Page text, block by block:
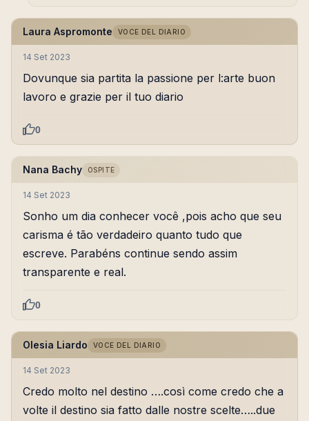
Laura Aspromonte VOCE DEL DIARIO
14 Set 2023
Dovunque sia partita la passione per l:arte buon
lavoro e grazie per il tuo diario
0
Nana Bachy OSPITE
14 Set 2023
Sonho um dia conhecer você ,pois acho que seu
carisma é tão verdadeiro quanto tudo que
escreve. Parabéns continue sendo assim
transparente e real.
0
Olesia Liardo VOCE DEL DIARIO
14 Set 2023
Credo molto nel destino ….così come credo che a
volte il destino sia fatto dalle nostre scelte…..due